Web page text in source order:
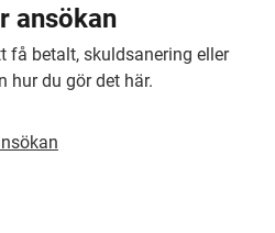
ansökan
få betalt, skuldsanering eller
hur du gör det här.